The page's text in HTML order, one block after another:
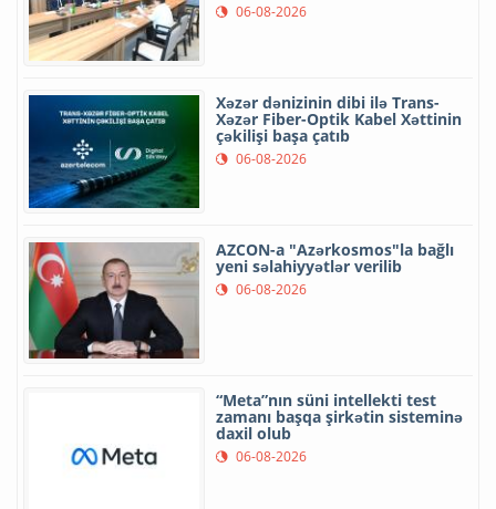
06-08-2026
Xəzər dənizinin dibi ilə Trans-
Xəzər Fiber-Optik Kabel Xəttinin
çəkilişi başa çatıb
06-08-2026
AZCON-a "Azərkosmos"la bağlı
yeni səlahiyyətlər verilib
06-08-2026
“Meta”nın süni intellekti test
zamanı başqa şirkətin sisteminə
daxil olub
06-08-2026